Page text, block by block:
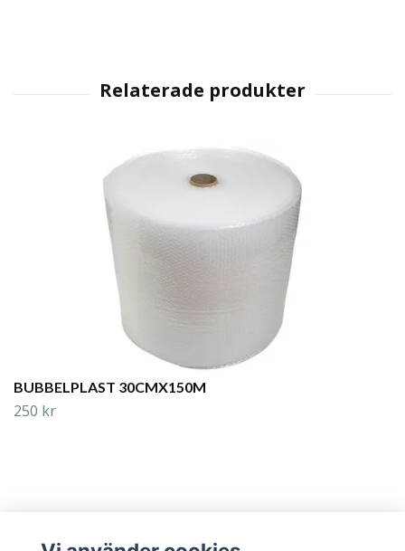
BUBBELPLAST 30CMX150M
250 kr